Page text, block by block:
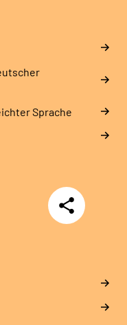
Sprache
Teilen